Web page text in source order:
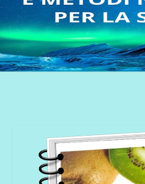
SOCIAL
SOSTIENICI
CONTATTI